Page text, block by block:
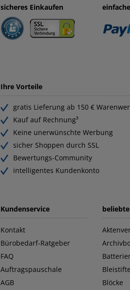
sicheres Einkaufen
Ihre Vorteile
gratis Lieferung ab 150 €
Kauf auf Rechnung³
Keine unerwünschte Werbung
sicher Shoppen durch SSL
Bewertungs-Community
intelligentes Kundenkonto
Kundenservice
Kontakt
Bürobedarf-Ratgeber
FAQ
Auftragspauschale
AGB
Bleistifte
Blöcke